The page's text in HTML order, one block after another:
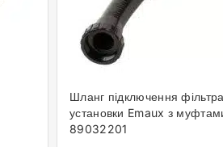
Шланг підключення
установки Emaux з
89032201